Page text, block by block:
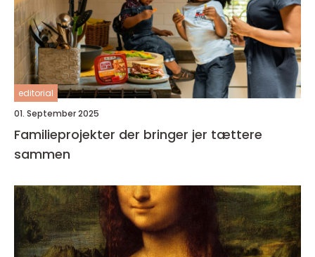
editorial
01. September 2025
Familieprojekter der bringer jer tættere
sammen